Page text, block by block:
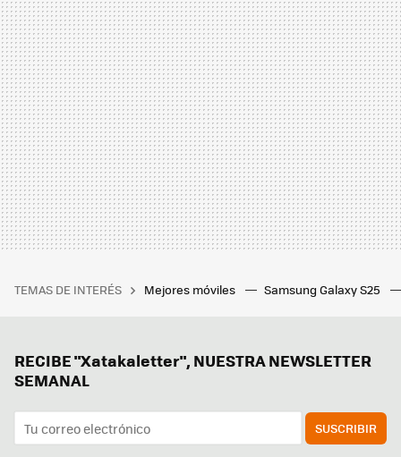
TEMAS DE INTERÉS Mejores móviles Samsung Galaxy S25
RECIBE "Xatakaletter", NUESTRA NEWSLETTER
SEMANAL
SUSCRIBIR